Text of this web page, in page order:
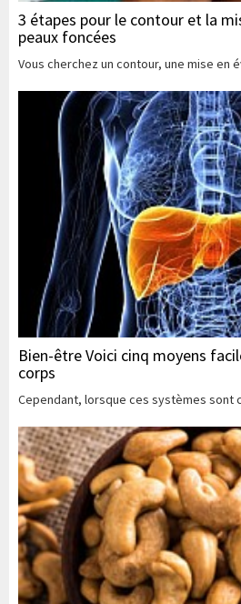
3 étapes pour le contour et la
peaux foncées
Vous cherchez un contour, une mise en
Bien-être Voici cinq moyens
corps
Cependant, lorsque ces systèmes sont